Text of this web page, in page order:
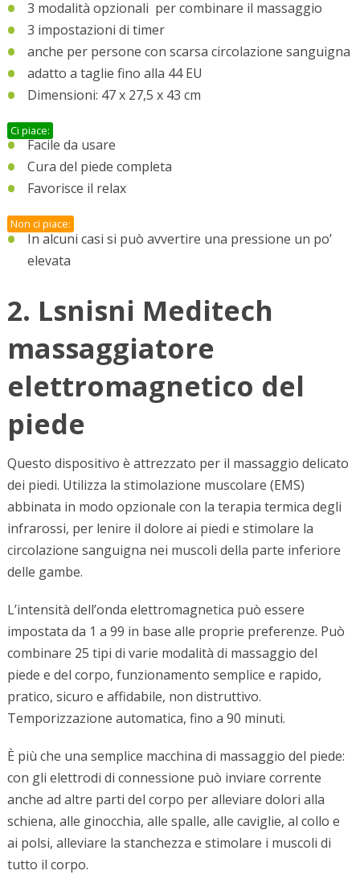
3 modalità opzionali per combinare il massaggio
3 impostazioni di timer
anche per persone con scarsa circolazione sanguigna
adatto a taglie fino alla 44 EU
Dimensioni: 47 x 27,5 x 43 cm
Ci piace:
Facile da usare
Cura del piede completa
Favorisce il relax
Non ci piace:
In alcuni casi si può avvertire una pressione un po’
elevata
2. Lsnisni Meditech
massaggiatore
elettromagnetico del
piede
Questo dispositivo è attrezzato per il massaggio delicato
dei piedi. Utilizza la stimolazione muscolare (EMS)
abbinata in modo opzionale con la terapia termica degli
infrarossi, per lenire il dolore ai piedi e stimolare la
circolazione sanguigna nei muscoli della parte inferiore
delle gambe.
L’intensità dell’onda elettromagnetica può essere
impostata da 1 a 99 in base alle proprie preferenze. Può
combinare 25 tipi di varie modalità di massaggio del
piede e del corpo, funzionamento semplice e rapido,
pratico, sicuro e affidabile, non distruttivo.
Temporizzazione automatica, fino a 90 minuti.
È più che una semplice macchina di massaggio del piede:
con gli elettrodi di connessione può inviare corrente
anche ad altre parti del corpo per alleviare dolori alla
schiena, alle ginocchia, alle spalle, alle caviglie, al collo e
ai polsi, alleviare la stanchezza e stimolare i muscoli di
tutto il corpo.